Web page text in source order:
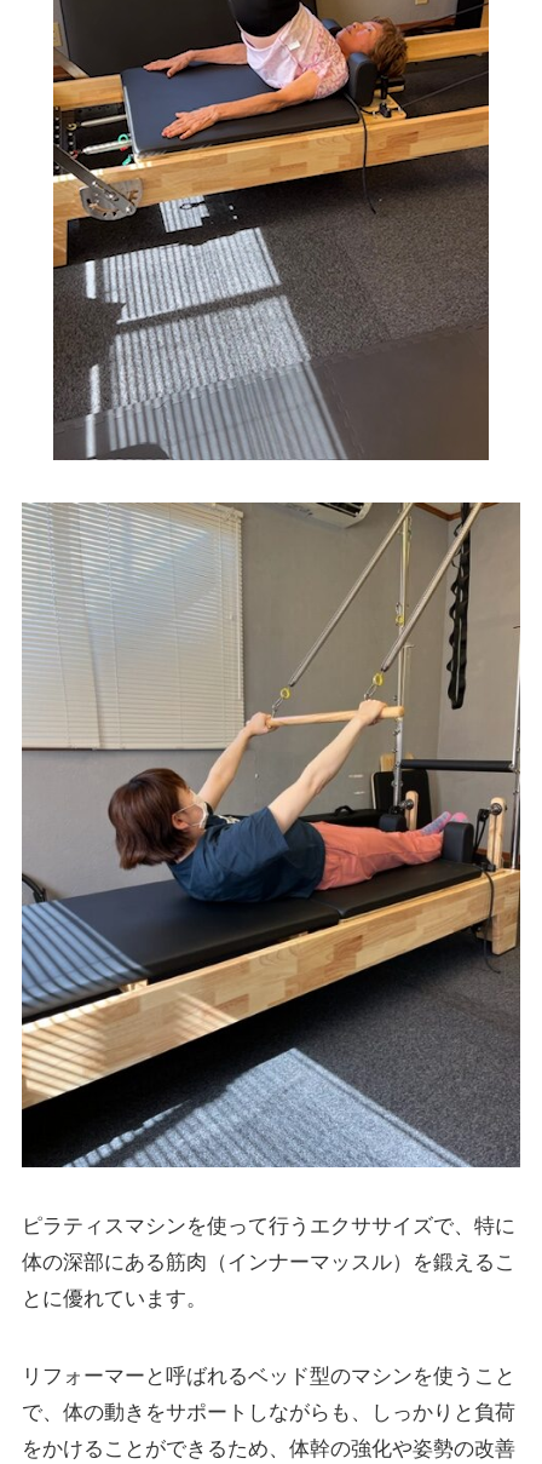
ピラティスマシンを使って行うエクササイズで、特に
体の深部にある筋肉（インナーマッスル）を鍛えるこ
とに優れています。
リフォーマーと呼ばれるベッド型のマシンを使うこと
で、体の動きをサポートしながらも、しっかりと負荷
をかけることができるため、体幹の強化や姿勢の改善